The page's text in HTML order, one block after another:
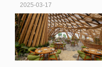
2025-03-17